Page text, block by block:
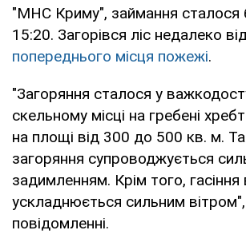
"МНС Криму", займання сталося
15:20. Загорівся ліс недалеко
попереднього місця пожежі.
"Загоряння сталося у
скельному місці на гребені
на площі від 300 до 500 кв. м.
загоряння супроводжується
задимленням. Крім того, гасіння
ускладнюється сильним
повідомленні.